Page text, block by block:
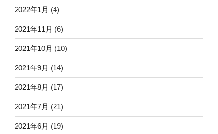
2022年1月 (4)
2021年11月 (6)
2021年10月 (10)
2021年9月 (14)
2021年8月 (17)
2021年7月 (21)
2021年6月 (19)